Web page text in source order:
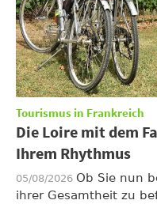
Tourismus in Frankreich
Die Loire mit dem
Ihrem Rhythmus
05/08/2026 Ob Sie nun
ihrer Gesamtheit zu